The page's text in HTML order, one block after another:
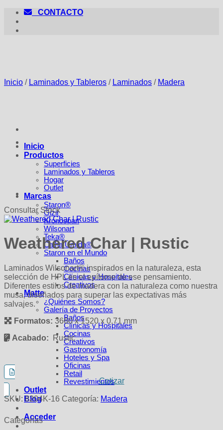
Saltar
contenido
CONTACTO
Inicio
Productos
Superficies
Laminados y Tableros
Hogar
Outlet
Marcas
Staron®
Gizir
Kronospan
Wilsonart
Teka®
Calha Úmida®
Staron en el Mundo
Baños
Cocinas
Clínicas y Hospitales
Creativos
Matte
¿Quiénes Somos?
Galería de Proyectos
Baños
Clínicas y Hospitales
Cocinas
Creativos
Gastronomía
Hoteles y Spa
Oficinas
Retail
Revestimientos
Outlet
Blog
Acceder
Inicio / Laminados y Tableros / Laminados / Madera
Consultar Stock
Weathered Char | Rustic
Laminados Wilsonart® inspirados en la naturaleza, esta
selección de HPL es el epítome de ese pensamiento.
Diferentes estilos de madera con la naturaleza como nuestra
musa, diseñados para superar las expectativas más
salvajes.
Formatos: 3660 x 1520 x 0,71 mm
Acabado: Rustic
Cotizar
SKU: 8204K-16 Categoría: Madera
Categorías